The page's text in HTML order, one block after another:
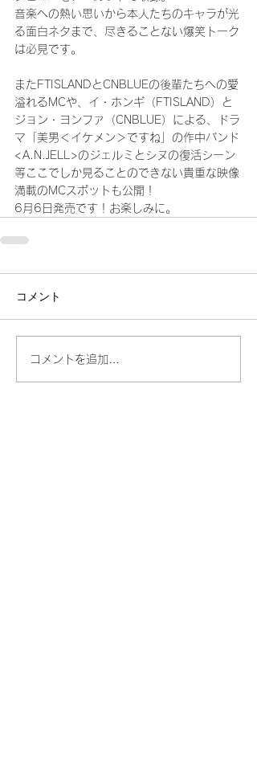
音楽への熱い思いから本人たちのキャラが光
る面白ネタまで、尽きることない爆笑トーク
は必見です。
またFTISLANDとCNBLUEの後輩たちへの愛
溢れるMCや、イ・ホンギ（FTISLAND）と
ジョン・ヨンファ（CNBLUE）による、ドラ
マ「美男＜イケメン＞ですね」の作中バンド
<A.N.JELL>のジェルミとシヌの復活シーン
等ここでしか見ることのできない貴重な映像
満載のMCスポットも公開！
6月6日発売です！お楽しみに。
コメント
コメントを追加…